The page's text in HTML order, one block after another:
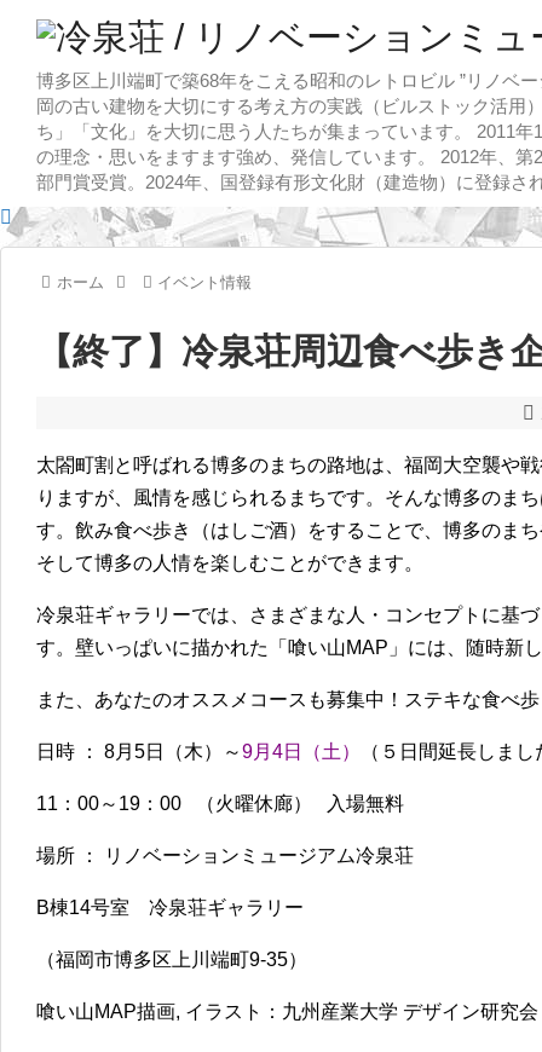
博多区上川端町で築68年をこえる昭和のレトロビル ”リノベ
岡の古い建物を大切にする考え方の実践（ビルストック活用
ち」「文化」を大切に思う人たちが集まっています。 2011
の理念・思いをますます強め、発信しています。 2012年、
部門賞受賞。2024年、国登録有形文化財（建造物）に登録さ
ホーム イベント情報
【終了】冷泉荘周辺食べ歩き
太閤町割と呼ばれる博多のまちの路地は、福岡大空襲や
りますが、風情を感じられるまちです。そんな博多のま
す。飲み食べ歩き（はしご酒）をすることで、博多のま
そして博多の人情を楽しむことができます。
冷泉荘ギャラリーでは、さまざまな人・コンセプトに基
す。壁いっぱいに描かれた「喰い山MAP」には、随時新
また、あなたのオススメコースも募集中！ステキな食べ
日時 ： 8月5日（木）～9月4日（土） （５日間延長しまし
11：00～19：00 （火曜休廊） 入場無料
場所 ： リノベーションミュージアム冷泉荘
B棟14号室 冷泉荘ギャラリー
（福岡市博多区上川端町9-35）
喰い山MAP描画, イラスト：九州産業大学 デザイン研究会